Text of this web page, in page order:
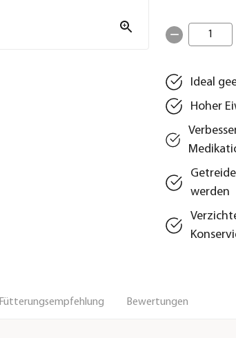
1
Ideal
Hoher
werden
Fütterungsempfehlung Bewertungen